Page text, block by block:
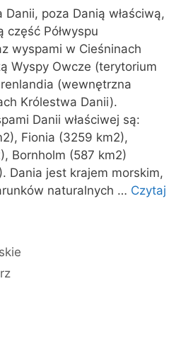
Danii, poza Danią właściwą,
część Półwyspu
wyspami w Cieśninach
Wyspy Owcze (terytorium
(wewnętrzna
Królestwa Danii).
Danii właściwej są:
Fionia (3259 km2),
Bornholm (587 km2)
Dania jest krajem morskim,
naturalnych … Czytaj